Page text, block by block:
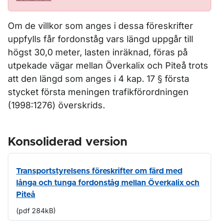
Om de villkor som anges i dessa föreskrifter
uppfylls får fordonståg vars längd uppgår till
högst 30,0 meter, lasten inräknad, föras på
utpekade vägar mellan Överkalix och Piteå trots
att den längd som anges i 4 kap. 17 § första
stycket första meningen trafikförordningen
(1998:1276) överskrids.
Konsoliderad version
Transportstyrelsens föreskrifter om färd med
långa och tunga fordonståg mellan Överkalix och
Piteå
(pdf 284kB)